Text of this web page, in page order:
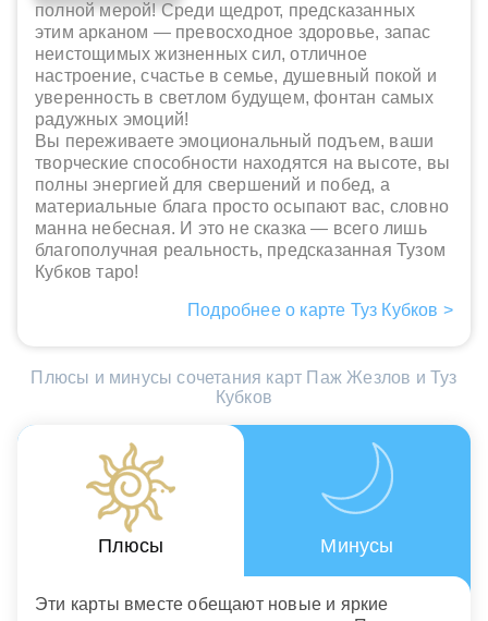
полной мерой! Среди щедрот, предсказанных
этим арканом — превосходное здоровье, запас
неистощимых жизненных сил, отличное
настроение, счастье в семье, душевный покой и
уверенность в светлом будущем, фонтан самых
радужных эмоций!
Вы переживаете эмоциональный подъем, ваши
творческие способности находятся на высоте, вы
полны энергией для свершений и побед, а
материальные блага просто осыпают вас, словно
манна небесная. И это не сказка — всего лишь
благополучная реальность, предсказанная Тузом
Кубков таро!
Подробнее о карте Туз Кубков >
Плюсы и минусы сочетания карт Паж Жезлов и Туз
Кубков
Плюсы Минусы
Эти карты вместе обещают новые и яркие